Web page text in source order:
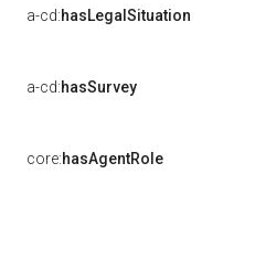
a-cd:hasLegalSituation
a-cd:hasSurvey
core:hasAgentRole